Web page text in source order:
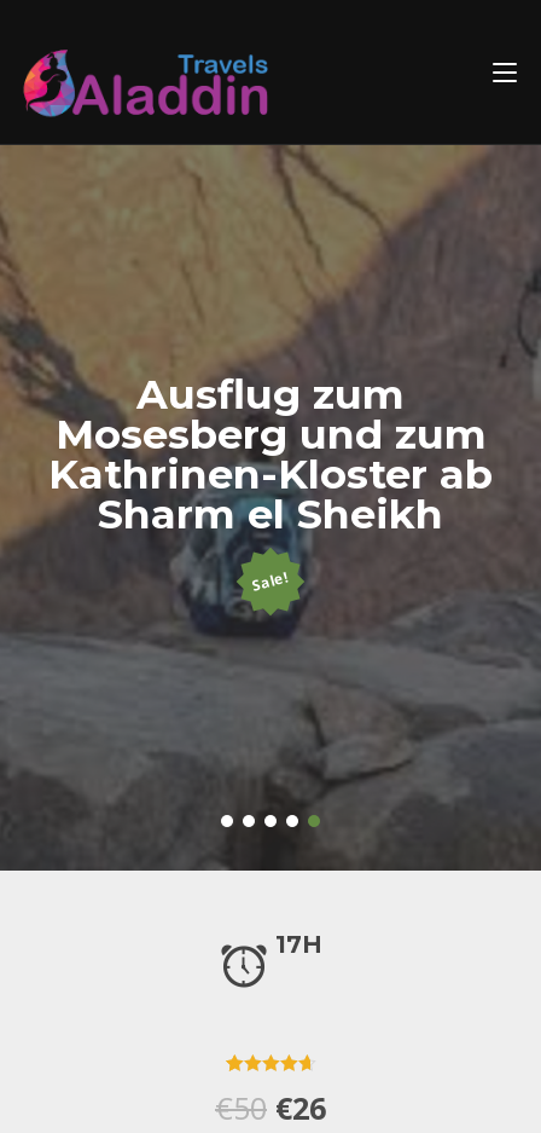
content
Ausflug zum
Mosesberg und zum
Kathrinen-Kloster ab
Sharm el Sheikh
Sale!
17H
mit4.67
von 5,
€50 Ursprünglicher
€26Aktueller